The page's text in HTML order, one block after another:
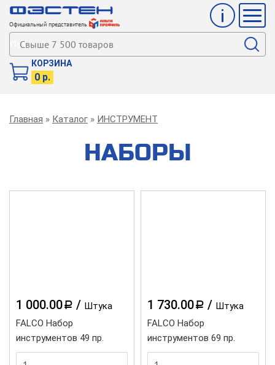
Официальный представитель
Инфо
Поиск
КОРЗИНА
0 р.
Строка
Главная Каталог ИНСТРУМЕНТ
НАБОРЫ
1 000.00 a / Штука
FALCO Набор
инструментов 49 пр.
1 730.00 a / Штука
FALCO Набор
инструментов 69 пр.